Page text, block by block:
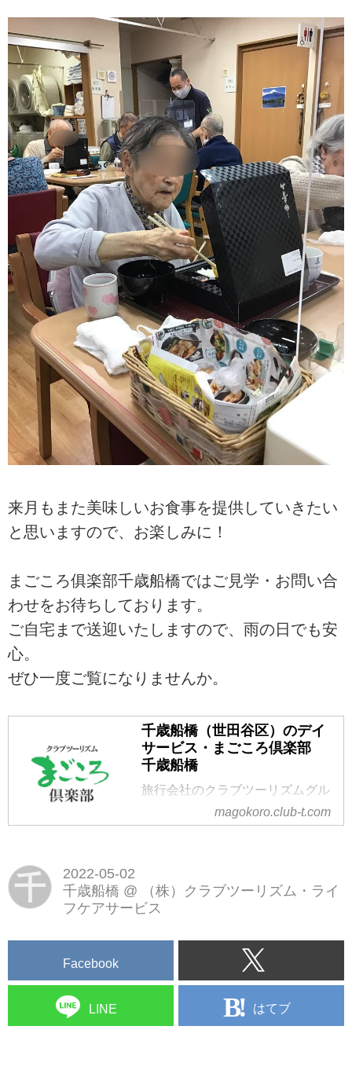
来月もまた美味しいお食事を提供していきたい
と思いますので、お楽しみに！
まごころ俱楽部千歳船橋ではご見学・お問い合
わせをお待ちしております。
ご自宅まで送迎いたしますので、雨の日でも安
心。
ぜひ一度ご覧になりませんか。
千歳船橋（世田谷区）のデイ
サービス・まごころ倶楽部
千歳船橋
旅行会社のクラブツーリズムグル
ープが運営する千歳船橋（世田谷
区）のデイサービス・介護施設・
magokoro.club-t.com
千
2022-05-02
千歳船橋 @
（株）クラブツーリズム・ライ
フケアサービス
Facebook
LINE はてブ